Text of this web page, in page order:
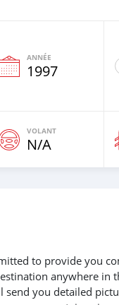
ANNÉE
1997
VOLANT
N/A
to provide you
anywhere in
send you detailed